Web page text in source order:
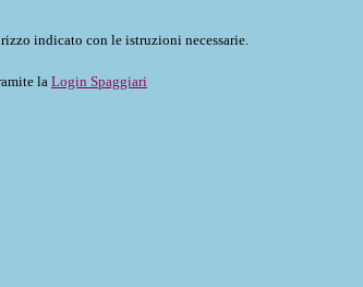
indicato con le istruzioni necessarie.
la Login Spaggiari